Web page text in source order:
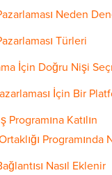
Neden
Türleri
İçin Doğru Nişi
İçin Bir
Programına Katılın
Nasıl Eklenir